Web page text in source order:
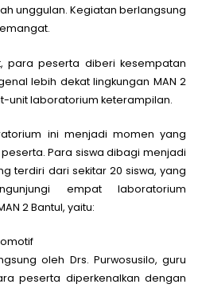
unggulan. Kegiatan berlangsung
para peserta diberi kesempatan
lebih dekat lingkungan MAN 2
unit laboratorium keterampilan.
ini menjadi momen yang
Para siswa dibagi menjadi
terdiri dari sekitar 20 siswa, yang
empat laboratorium
2 Bantul, yaitu:
oleh Drs. Purwosusilo, guru
peserta diperkenalkan dengan